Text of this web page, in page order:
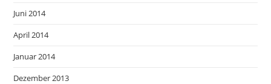
Juni 2014
April 2014
Januar 2014
Dezember 2013